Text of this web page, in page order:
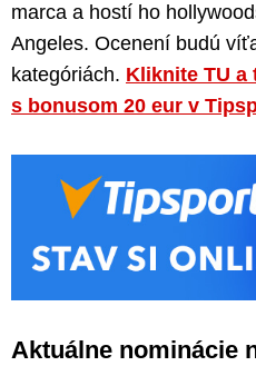
marca a hostí ho
Angeles. Ocenení budú
kategóriách. Kliknite TU a
s bonusom 20 eur v
Aktuálne nominácie